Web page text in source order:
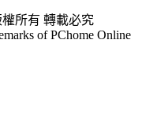
所有 轉載必究
of PChome Online